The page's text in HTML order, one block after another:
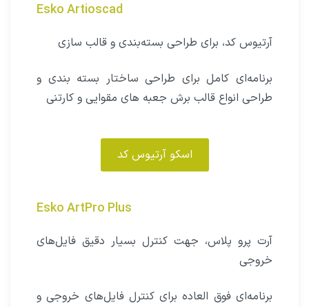
Esko Artioscad
آرتیوس ‌کد، برای طراحی بسته‌بندی و قالب‌ سازی
برنامه‌ای کامل برای طراحی ساختار بسته بندی و
طراحی انواع قالب برش جعبه های مقوایی و کارتنی
اسکو آرتیوس کد
Esko ArtPro Plus
آرت‌ پرو‌ پلاس، جهت کنترل بسیار دقیق فایل‌های
خروجی
برنامه‌ای فوق العاده برای کنترل فایل‌های خروجی و